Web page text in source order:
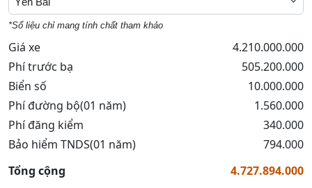
*Số liệu chỉ mang tính chất tham khảo
Giá xe
4.210.000.000
Phí trước bạ
505.200.000
Biển số
10.000.000
Phí đường bộ(01 năm)
1.560.000
Phí đăng kiểm
340.000
Bảo hiểm TNDS(01 năm)
794.000
Tổng cộng
4.727.894.000